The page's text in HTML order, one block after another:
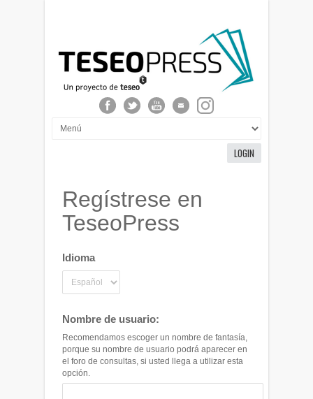
LOGIN
Regístrese en
TeseoPress
Idioma
Nombre de usuario:
Recomendamos escoger un nombre de fantasía,
porque su nombre de usuario podrá aparecer en
el foro de consultas, si usted llega a utilizar esta
opción.